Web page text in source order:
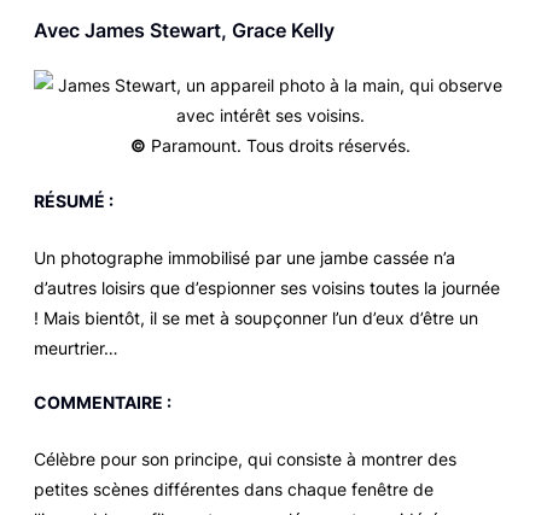
Avec James Stewart, Grace Kelly
© Paramount. Tous droits réservés.
RÉSUMÉ :
Un photographe immobilisé par une jambe cassée n’a
d’autres loisirs que d’espionner ses voisins toutes la journée
! Mais bientôt, il se met à soupçonner l’un d’eux d’être un
meurtrier…
COMMENTAIRE :
Célèbre pour son principe, qui consiste à montrer des
petites scènes différentes dans chaque fenêtre de